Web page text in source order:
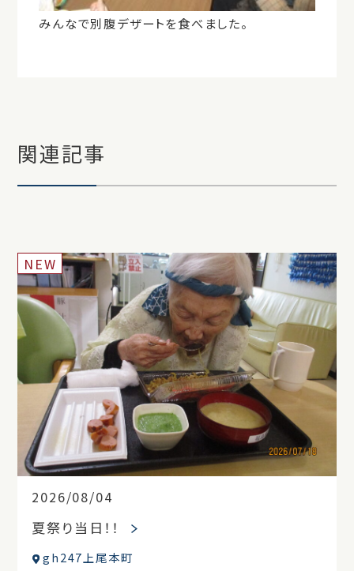
みんなで別腹デザートを食べました。
関連記事
2026/08/04
NEW
夏祭り当日！！
gh247上尾本町